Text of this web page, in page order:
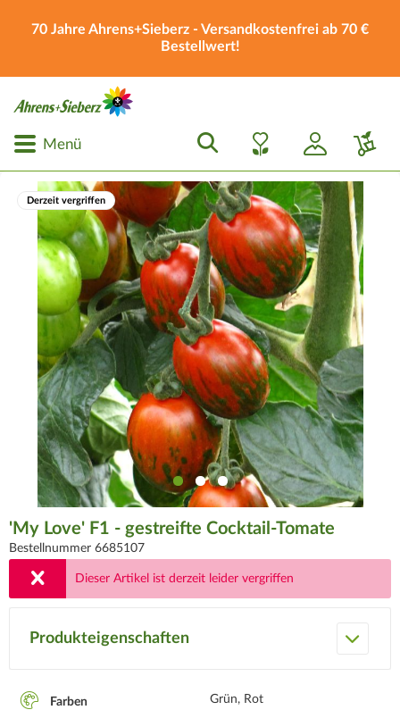
70 Jahre Ahrens+Sieberz - Versandkostenfrei ab 70 €
Bestellwert!
Menü
Derzeit vergriffen
'My Love' F1 - gestreifte Cocktail-Tomate
Bestellnummer 6685107
Dieser Artikel ist derzeit leider vergriffen
Produkteigenschaften
Farben Grün, Rot